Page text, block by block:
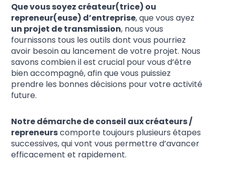
Que vous soyez créateur(trice) ou
repreneur(euse) d’entreprise, que vous ayez
un projet de transmission, nous vous
fournissons tous les outils dont vous pourriez
avoir besoin au lancement de votre projet. Nous
savons combien il est crucial pour vous d’être
bien accompagné, afin que vous puissiez
prendre les bonnes décisions pour votre activité
future.
Notre démarche de conseil aux créateurs /
repreneurscomporte toujours plusieurs étapes
successives, qui vont vous permettre d’avancer
efficacement et rapidement.